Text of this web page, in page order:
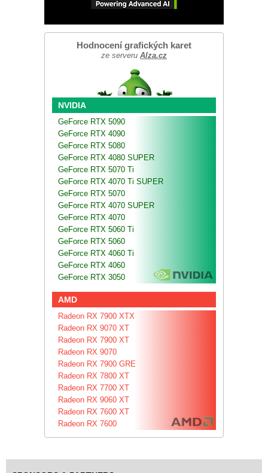
Hodnocení grafických karet
ze serveru Alza.cz
NVIDIA
GeForce RTX 5090
GeForce RTX 4090
GeForce RTX 5080
GeForce RTX 4080 SUPER
GeForce RTX 5070 Ti
GeForce RTX 4070 Ti SUPER
GeForce RTX 5070
GeForce RTX 4070 SUPER
GeForce RTX 4070
GeForce RTX 5060 Ti
GeForce RTX 5060
GeForce RTX 4060 Ti
GeForce RTX 4060
GeForce RTX 3050
AMD
Radeon RX 7900 XTX
Radeon RX 9070 XT
Radeon RX 7900 XT
Radeon RX 9070
Radeon RX 7900 GRE
Radeon RX 7800 XT
Radeon RX 7700 XT
Radeon RX 9060 XT
Radeon RX 7600 XT
Radeon RX 7600